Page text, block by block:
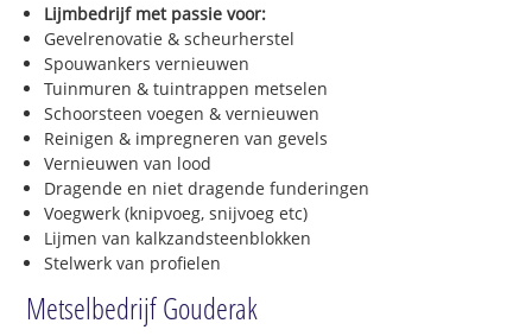
Lijmbedrijf met passie voor:
Gevelrenovatie & scheurherstel
Spouwankers vernieuwen
Tuinmuren & tuintrappen metselen
Schoorsteen voegen & vernieuwen
Reinigen & impregneren van gevels
Vernieuwen van lood
Dragende en niet dragende funderingen
Voegwerk (knipvoeg, snijvoeg etc)
Lijmen van kalkzandsteenblokken
Stelwerk van profielen
Metselbedrijf Gouderak